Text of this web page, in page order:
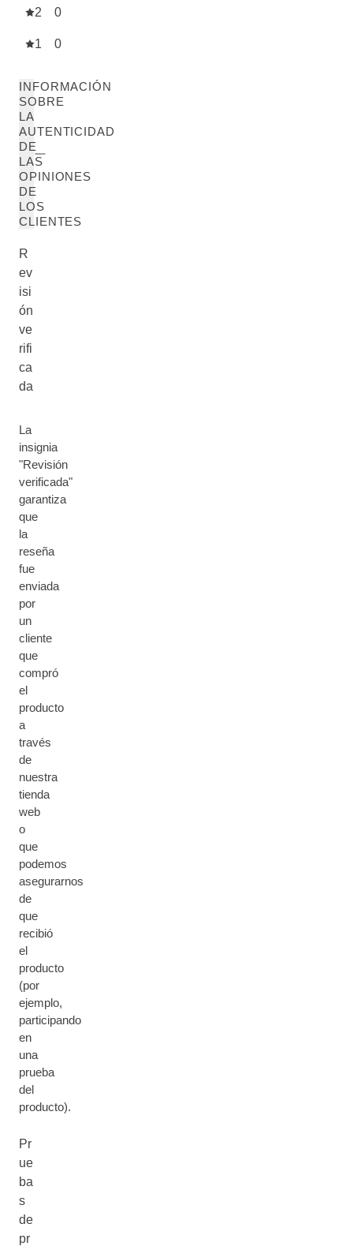
2 0
1 0
INFORMACIÓN
SOBRE
LA
AUTENTICIDAD
DE
LAS
OPINIONES
DE
LOS
CLIENTES
R
ev
isi
ón
ve
rifi
ca
da
La
insignia
"Revisión
verificada"
garantiza
que
la
reseña
fue
enviada
por
un
cliente
que
compró
el
producto
a
través
de
nuestra
tienda
web
o
que
podemos
asegurarnos
de
que
recibió
el
producto
(por
ejemplo,
participando
en
una
prueba
del
producto).
Pr
ue
ba
s
de
pr